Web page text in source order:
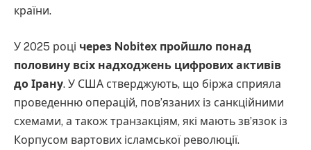
країни.
У 2025 році через Nobitex пройшло понад
половину всіх надходжень цифрових активів
до Ірану. У США стверджують, що біржа сприяла
проведенню операцій, пов’язаних із санкційними
схемами, а також транзакціям, які мають зв’язок із
Корпусом вартових ісламської революції.